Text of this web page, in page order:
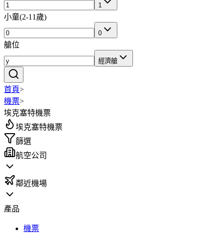
1
小童(2-11歲)
0
艙位
經濟艙
首頁>
機票>
埃克塞特機票
埃克塞特機票
篩選
航空公司
鄰近機場
產品
機票